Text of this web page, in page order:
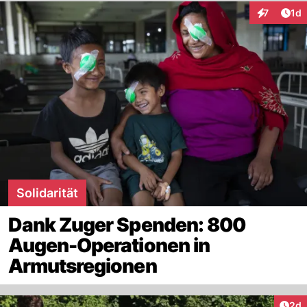
7 1d
Solidarität
Dank Zuger Spenden: 800
Augen-Operationen in
Armutsregionen